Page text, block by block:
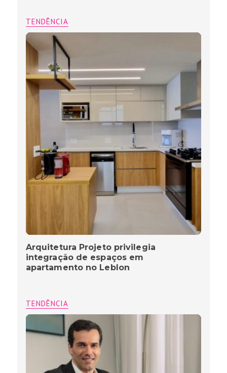
TENDÊNCIA
Arquitetura Projeto privilegia
integração de espaços em
apartamento no Leblon
TENDÊNCIA